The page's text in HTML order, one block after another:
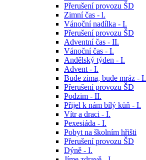
Přerušení provozu ŠD
Zimní čas - l.
Vánoční nadílka - I.
Přerušení provozu ŠD
Adventní čas - II.
Vánoční čas - I.
Andělský týden - I.
Advent - I.
Bude zima, bude mráz - I.
Přerušení provozu ŠD
Podzim - II.
Přijel k nám bílý kůň - I.
Vítr a draci - I.
Pexesiáda - I.
Pobyt na školním hřišti
Přerušení provozu ŠD
Dýně - I.